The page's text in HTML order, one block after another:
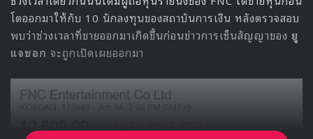
ชาร์ทเพลงช่วงต้นปี